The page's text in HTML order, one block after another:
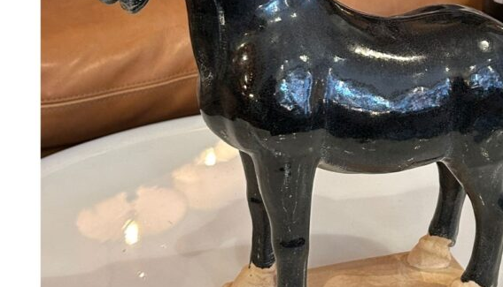
Add to Wishlist
DKKTilføj til kurv